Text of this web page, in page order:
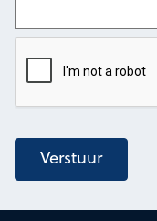
Verstuur